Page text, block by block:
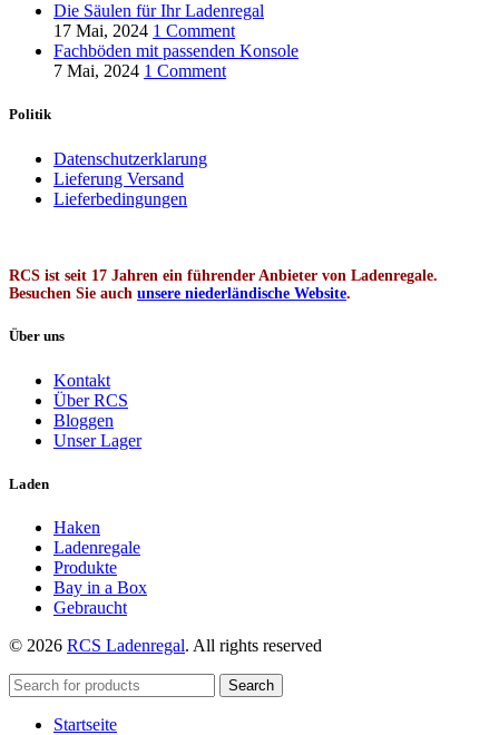
Die Säulen für Ihr Ladenregal
17 Mai, 2024 1 Comment
Fachböden mit passenden Konsole
7 Mai, 2024 1 Comment
Politik
Datenschutzerklarung
Lieferung Versand
Lieferbedingungen
RCS ist seit 17 Jahren ein führender Anbieter von Ladenregale.
Besuchen Sie auch unsere niederländische Website.
Über uns
Kontakt
Über RCS
Bloggen
Unser Lager
Laden
Haken
Ladenregale
Produkte
Bay in a Box
Gebraucht
© 2026 RCS Ladenregal. All rights reserved
Search
Startseite